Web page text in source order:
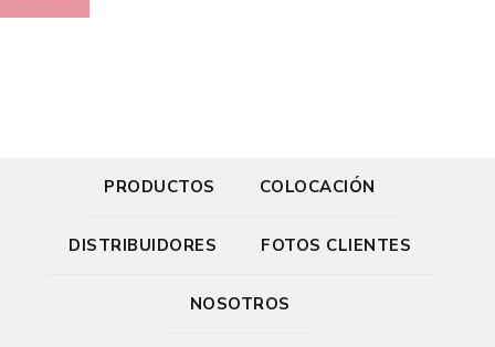
PRODUCTOS COLOCACIÓN
DISTRIBUIDORES FOTOS CLIENTES
NOSOTROS